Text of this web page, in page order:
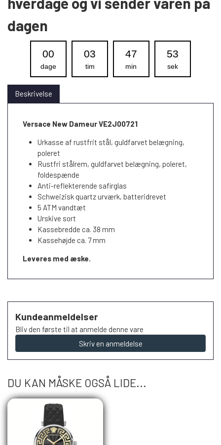
dagen
00
dage
03
tim
47
min
52
sek
Beskrivelse
Versace New Dameur VE2J00721
Urkasse af rustfrit stål, guldfarvet belægning,
poleret
Rustfri stålrem, guldfarvet belægning, poleret,
foldespænde
Anti-reflekterende safirglas
Schweizisk quartz urværk, batteridrevet
5 ATM vandtæt
Urskive sort
Kassebredde ca. 38 mm
Kassehøjde ca. 7 mm
Leveres med æske.
Kundeanmeldelser
Bliv den første til at anmelde denne vare
Skriv en anmeldelse
DU KAN MÅSKE OGSÅ LIDE...